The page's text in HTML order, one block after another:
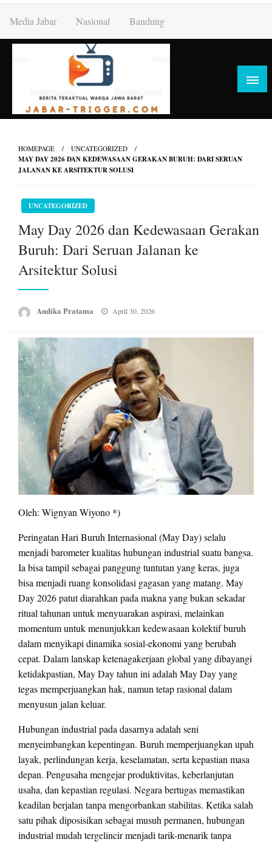
content
Media Jabar Nasional Bandung
HOMEPAGE UNCATEGORIZED
MAY DAY 2026 DAN KEDEWASAAN GERAKAN BURUH: DARI SERUAN
JALANAN KE ARSITEKTUR SOLUSI
UNCATEGORIZED
May Day 2026 dan Kedewasaan Gerakan
Buruh: Dari Seruan Jalanan ke
Arsitektur Solusi
Andika Pratama
Posted
April 30, 2026
Oleh: Wignyan Wiyono *)
Peringatan Hari Buruh Internasional (May Day) selalu
menjadi barometer kualitas hubungan industrial suatu bangsa.
Ia bisa tampil sebagai panggung tuntutan yang keras, juga
bisa menjadi ruang konsolidasi gagasan yang matang. May
Day 2026 patut diarahkan pada makna yang bukan sekadar
ritual tahunan untuk menyuarakan aspirasi, melainkan
momentum untuk menunjukkan kedewasaan kolektif buruh
dalam menyikapi dinamika sosial-ekonomi yang berubah
cepat. Dalam lanskap ketenagakerjaan global yang dibayangi
ketidakpastian, May Day tahun ini adalah May Day yang
tegas memperjuangkan hak, namun tetap rasional dalam
menyusun jalan keluar.
Hubungan industrial pada dasarnya adalah seni
menyeimbangkan kepentingan. Buruh memperjuangkan upah
layak, perlindungan kerja, keselamatan, serta kepastian masa
depan. Pengusaha mengejar produktivitas, keberlanjutan
usaha, dan kepastian regulasi. Negara bertugas memastikan
keadilan berjalan tanpa mengorbankan stabilitas. Ketika salah
satu pihak diposisikan sebagai musuh permanen, hubungan
industrial mudah tergelincir menjadi tarik-menarik tanpa